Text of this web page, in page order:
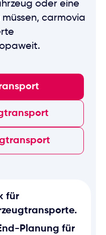
oder eine
carmovia
für
Planung für